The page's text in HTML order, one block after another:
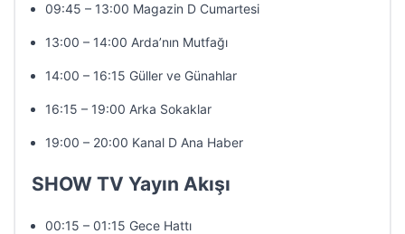
09:45 – 13:00 Magazin D Cumartesi
13:00 – 14:00 Arda’nın Mutfağı
14:00 – 16:15 Güller ve Günahlar
16:15 – 19:00 Arka Sokaklar
19:00 – 20:00 Kanal D Ana Haber
SHOW TV Yayın Akışı
00:15 – 01:15 Gece Hattı